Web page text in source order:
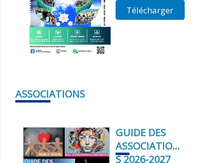
Télécharger
ASSOCIATIONS
GUIDE DES
ASSOCIATION
S 2026-2027